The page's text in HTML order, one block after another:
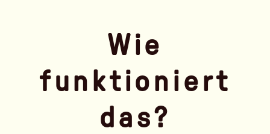
Wie
funktioniert
das?